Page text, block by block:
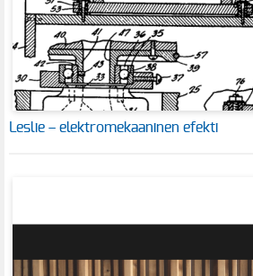
Leslie – elektromekaaninen efekti